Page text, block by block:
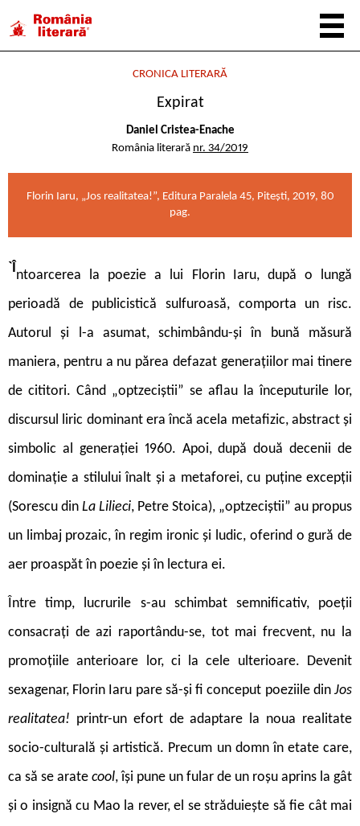
CRONICA LITERARĂ
Expirat
Daniel Cristea-Enache
România literară nr. 34/2019
Florin Iaru, „Jos realitatea!”, Editura Paralela 45, Pitești, 2019, 80
pag.
`Î ntoarcerea la poezie a lui Florin Iaru, după o lungă
perioadă de publicistică sulfuroasă, comporta un risc.
Autorul și l-a asumat, schimbându-și în bună măsură
maniera, pentru a nu părea defazat generațiilor mai tinere
de cititori. Când „optzeciștii” se aflau la începuturile lor,
discursul liric dominant era încă acela metafizic, abstract și
simbolic al generației 1960. Apoi, după două decenii de
dominație a stilului înalt și a metaforei, cu puține excepții
(Sorescu din La Lilieci, Petre Stoica), „optzeciștii” au propus
un limbaj prozaic, în regim ironic și ludic, oferind o gură de
aer proaspăt în poezie și în lectura ei.
Între timp, lucrurile s-au schimbat semnificativ, poeții
consacrați de azi raportându-se, tot mai frecvent, nu la
promoțiile anterioare lor, ci la cele ulterioare. Devenit
sexagenar, Florin Iaru pare să-și fi conceput poeziile din Jos
realitatea! printr-un efort de adaptare la noua realitate
socio-culturală și artistică. Precum un domn în etate care,
ca să se arate cool, își pune un fular de un roșu aprins la gât
și o insignă cu Mao la rever, el se străduiește să fie cât mai